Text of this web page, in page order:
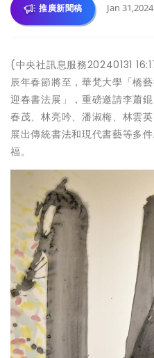
推廣新聞稿 Jan 31,2024
(中央社訊息服務20240131
辰年春節將至，華梵大學「橋
迎春書法展」，重磅邀請李蕭
春茂、林亮吟、潘淑梅、林雲
展出傳統書法和現代書藝等多
福。